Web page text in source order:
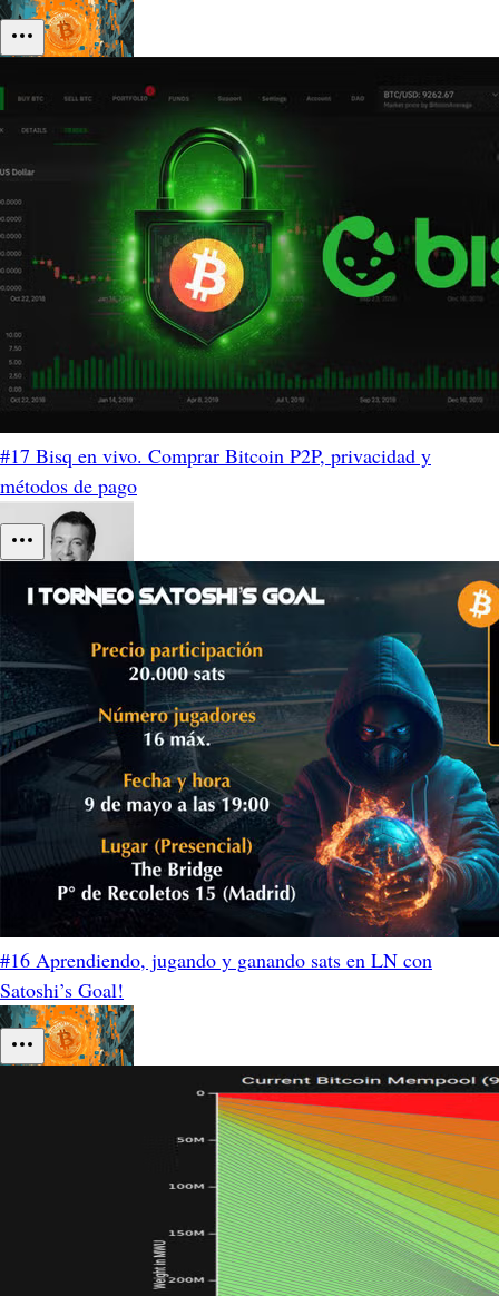
#17 Bisq en vivo. Comprar Bitcoin P2P, privacidad y
métodos de pago
#16 Aprendiendo, jugando y ganando sats en LN con
Satoshi’s Goal!